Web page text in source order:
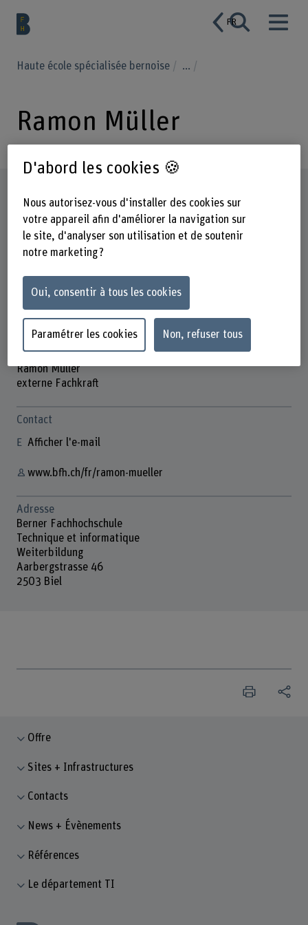
FR
Haute école spécialisée bernoise ...
Ramon Müller
Ramon Müller
externe Fachkraft
Contact
Afficher l'e-mail
www.bfh.ch/fr/ramon-mueller
Adresse
Berner Fachhochschule
Technique et informatique
Weiterbildung
Aarbergstrasse 46
2503 Biel
Offre
Sites + Infrastructures
Contacts
News + Évènements
Références
Le département TI
D'abord les cookies 🍪
Nous autorisez-vous d'installer des cookies sur
votre appareil afin d'améliorer la navigation sur
le site, d'analyser son utilisation et de soutenir
notre marketing ?
Oui, consentir à tous les cookies
Paramétrer les cookies Non, refuser tous